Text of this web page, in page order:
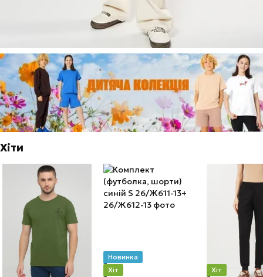
Хіти
Новинка
Хіт
Хіт